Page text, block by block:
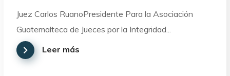
Juez Carlos RuanoPresidente Para la Asociación
Guatemalteca de Jueces por la Integridad...
Leer más